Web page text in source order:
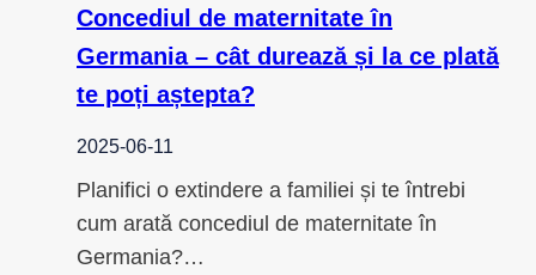
Concediul de maternitate în
Germania – cât durează și la ce plată
te poți aștepta?
2025-06-11
Planifici o extindere a familiei și te întrebi
cum arată concediul de maternitate în
Germania?…